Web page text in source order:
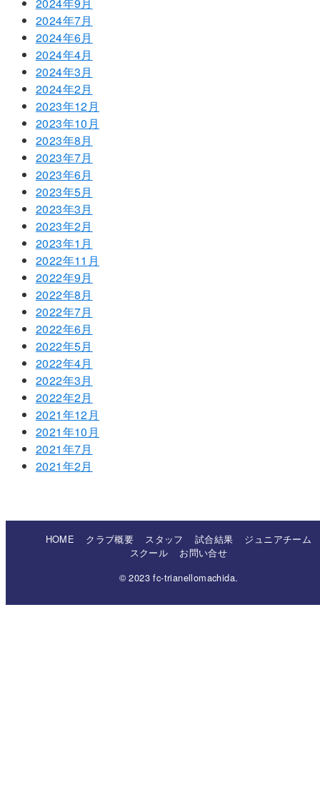
2024年9月
2024年7月
2024年6月
2024年4月
2024年3月
2024年2月
2023年12月
2023年10月
2023年8月
2023年7月
2023年6月
2023年5月
2023年3月
2023年2月
2023年1月
2022年11月
2022年9月
2022年8月
2022年7月
2022年6月
2022年5月
2022年4月
2022年3月
2022年2月
2021年12月
2021年10月
2021年7月
2021年2月
HOME クラブ概要 スタッフ 試合結果
ジュニアチーム
スクール
お問い合せ
© 2023 fc-trianellomachida.